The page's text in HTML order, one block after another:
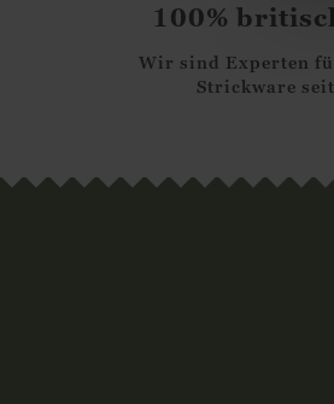
100%
Wir sind Experten
Strickware